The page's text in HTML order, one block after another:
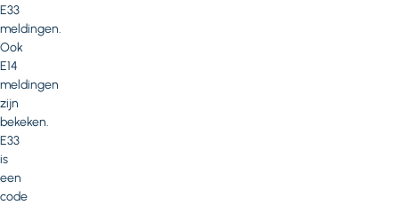
E33
meldingen.
Ook
E14
meldingen
zijn
bekeken.
E33
is
een
code